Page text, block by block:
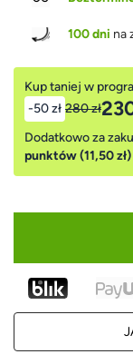
100 dni na
Kup taniej w
-50 zł 280 zł
Dodatkowo za
punktów (11,50 zł)